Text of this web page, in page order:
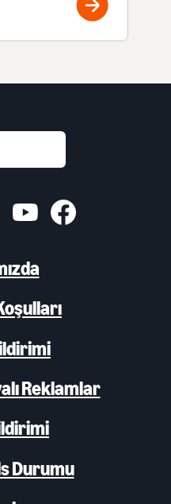
Reklamlar
Durumu